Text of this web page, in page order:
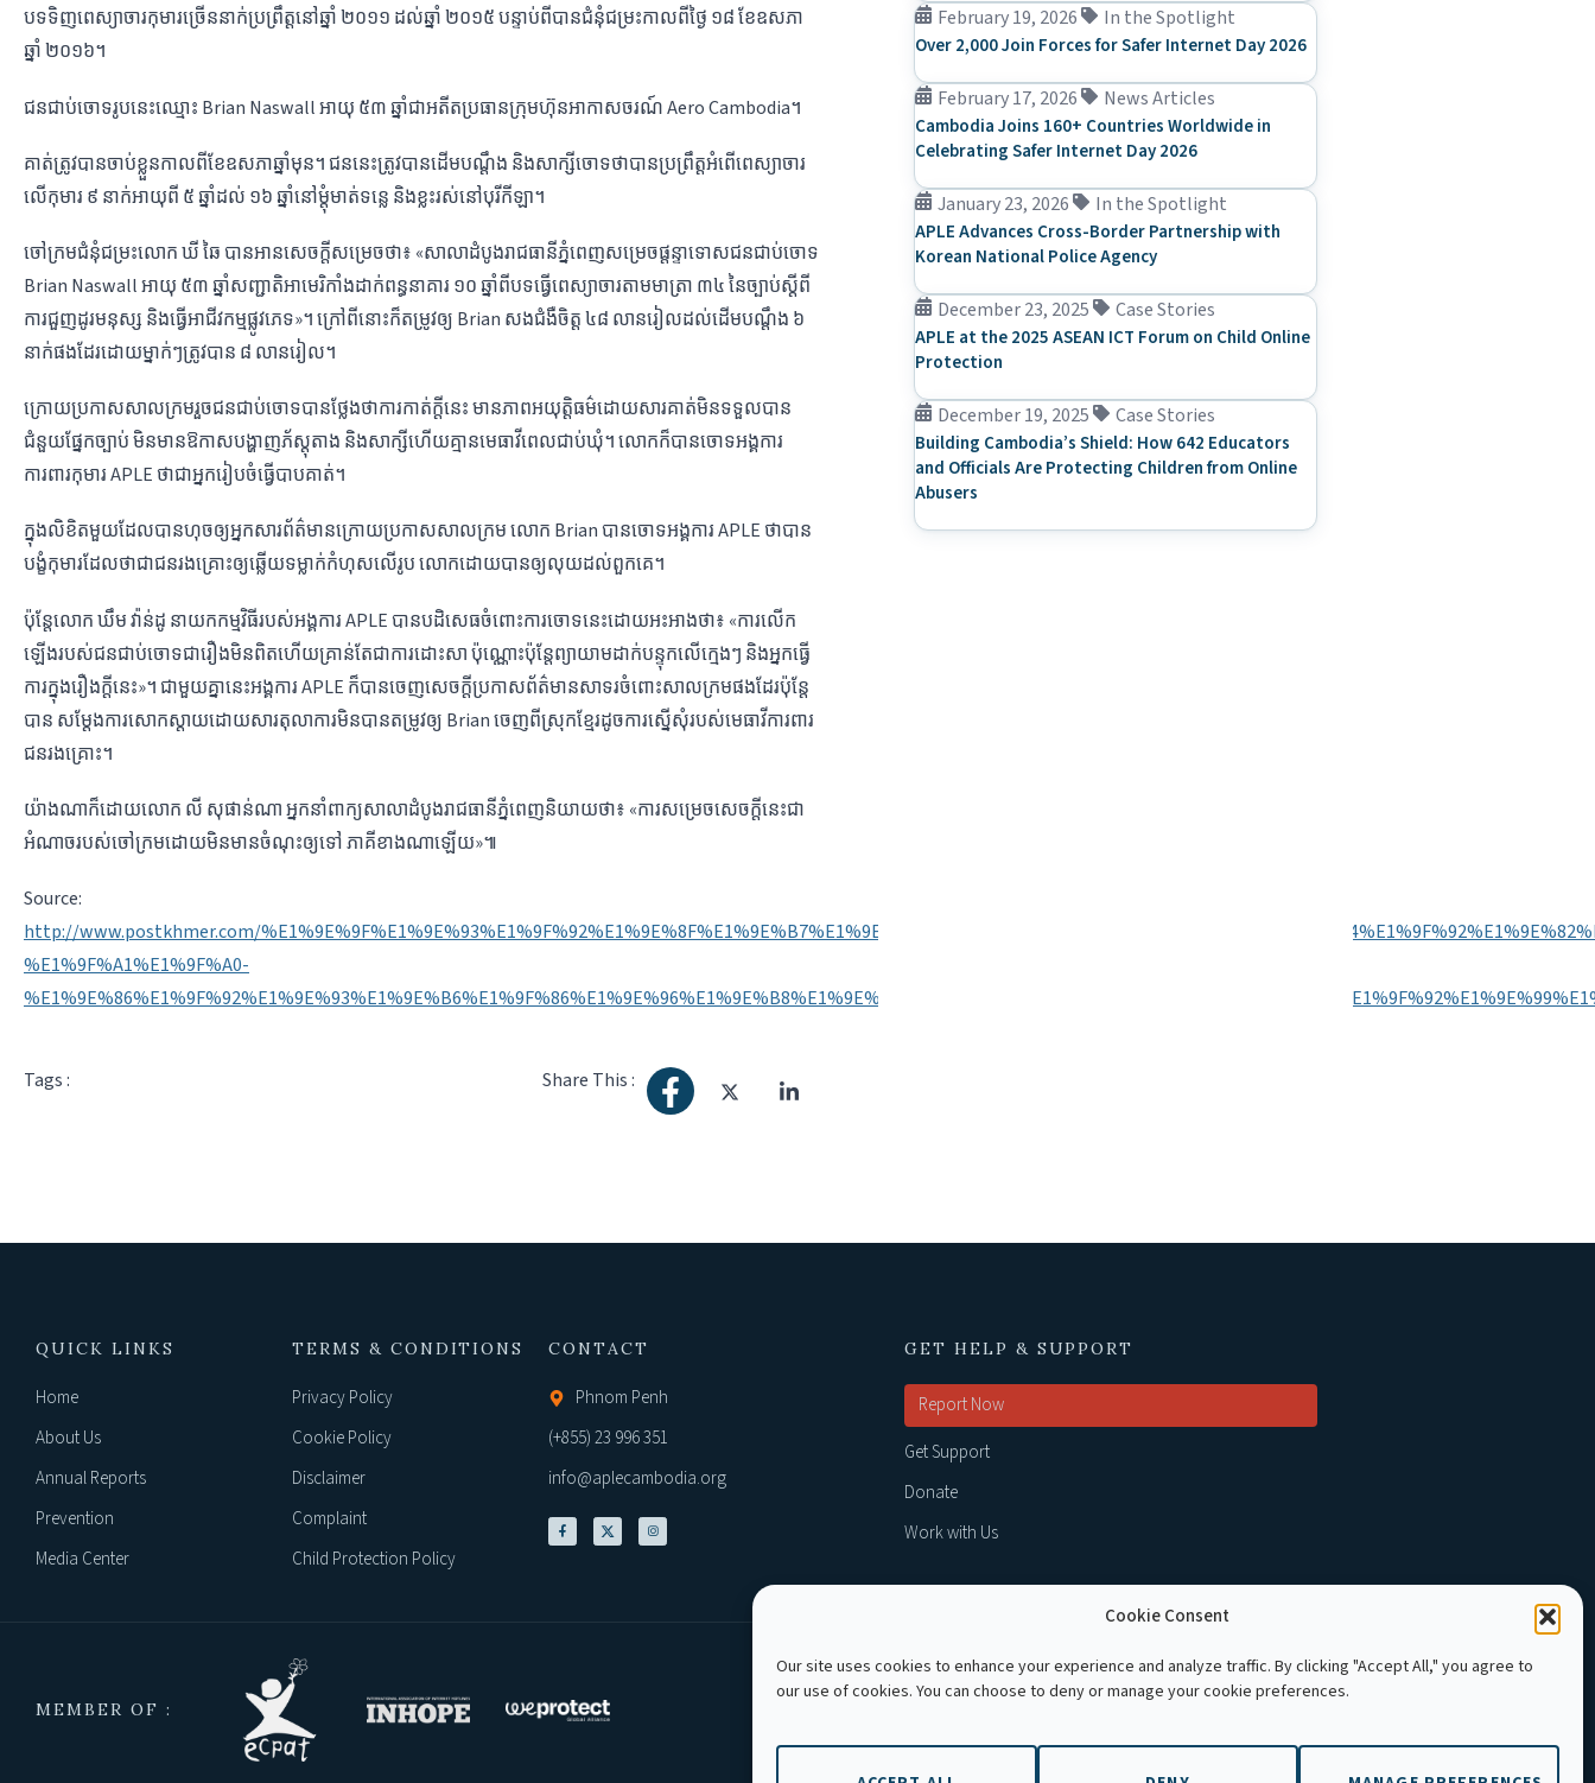
Cookie Consent
Our site uses cookies to enhance your experience and analyze traffic. By clicking "Accept All," you agree to
our use of cookies. You can choose to deny or manage your cookie preferences.
បទ​ទិញ​ពេស្យាចារ​កុមារ​ច្រើន​នាក់​ប្រព្រឹត្ត​នៅ​ឆ្នាំ​ ២០១១ ​ដល់​ឆ្នាំ​ ២០១៥ បន្ទាប់ពី​បាន​ជំនុំជម្រះ​កាលពី​ថ្ងៃ ​១៨ ខែ​ឧសភា​
ឆ្នាំ ២០១៦។
ជនជាប់ចោទ​រូប​នេះ​ឈ្មោះ Brian Naswall អាយុ​ ៥៣ ​ឆ្នាំ​ជា​អតីត​ប្រធាន​ក្រុមហ៊ុន​អាកាសចរណ៍ Aero Cambodia។
គាត់​ត្រូវ​បាន​ចាប់​ខ្លួន​កាលពី​ខែ​ឧសភា​ឆ្នាំ​មុន​។​ ជន​នេះ​ត្រូវ​បាន​​ដើម​បណ្តឹង​ និង​សាក្សី​ចោទ​ថា​បាន​​ប្រព្រឹត្ត​អំពើ​ពេស្យាចារ​
លើ​កុមារ​​​ ៩ ​នាក់​អាយុ​​ពី​ ៥ ​ឆ្នាំ​ដល់​​ ១៦ ​ឆ្នាំ​​នៅ​ម្តុំ​មាត់​ទន្លេ និង​ខ្លះ​រស់នៅ​បុរីកីឡា។
ចៅក្រម​ជំនុំ​ជម្រះ​លោក ឃី ឆៃ បាន​អាន​សេចក្តី​សម្រេច​ថា៖ «សាលា​ដំបូង​រាជធានី​ភ្នំពេញ​សម្រេច​ផ្តន្ទាទោស​ជនជាប់ចោទ
Brian Naswall អាយុ​ ៥៣ ​ឆ្នាំ​សញ្ជាតិ​អាមេរិកាំង​ដាក់​​ពន្ធនាគារ ១០ ​ឆ្នាំ​ពី​បទ​ធ្វើ​ពេស្យាចារ​តាម​មាត្រា​ ៣៤ នៃ​ច្បាប់​ស្តីពី​
ការ​ជួញដូរ​មនុស្ស​ និង​ធ្វើ​អាជីវកម្ម​ផ្លូវភេទ»។ ក្រៅពី​នោះ​ក៏​តម្រូវ​ឲ្យ​ Brian សង​ជំងឺ​ចិត្ត​ ៤៨ ​លាន​រៀល​ដល់​ដើម​បណ្តឹង​ ៦ ​
នាក់​ផង​ដែរ​ដោយ​ម្នាក់ៗ​ត្រូវ​បាន ៨ លាន​រៀល។
ក្រោយ​ប្រកាស​សាលក្រម​រួច​ជន​ជាប់​ចោទ​​បាន​ថ្លែង​ថា​ការ​កាត់​ក្តី​នេះ​ មាន​ភាព​អយុត្តិធម៌​ដោយសារ​គាត់​មិន​ទទួល​បាន​
ជំនួយ​ផ្នែក​ច្បាប់ មិន​មាន​ឱកាស​បង្ហាញ​ភ័ស្តុតាង​ និង​សាក្សី​ហើយ​គ្មាន​មេធាវី​ពេល​​ជាប់​ឃុំ​។ លោក​ក៏​បាន​ចោទ​អង្គការ​
ការពារ​កុមារ APLE ថា​ជា​អ្នក​រៀបចំ​ធ្វើ​បាប​គាត់។
ក្នុង​លិខិត​មួយ​ដែល​បាន​ហុច​ឲ្យ​អ្នក​សារព័ត៌មាន​ក្រោយ​ប្រកាស​សាលក្រម​ លោក ​Brian បាន​ចោទ​អង្គការ ​APLE ថា​បាន​
បង្ខំ​កុមារ​ដែល​ថា​ជា​ជនរងគ្រោះ​ឲ្យ​ឆ្លើយ​ទម្លាក់​កំហុស​លើ​រូប​ លោក​ដោយ​បាន​ឲ្យ​លុយ​ដល់​ពួកគេ។
ប៉ុន្តែ​លោក ឃឹម វ៉ាន់ដូ នាយក​កម្មវិធី​របស់​អង្គការ​ APLE បាន​បដិសេធ​ចំពោះ​ការ​ចោទ​នេះ​ដោយ​អះអាង​ថា៖ «ការ​លើក​
ឡើង​របស់​ជន​ជាប់ចោទ​ជា​រឿង​មិន​ពិត​ហើយ​គ្រាន់​តែ​ជា​ការ​ដោះសា​ ប៉ុណ្ណោះ​ប៉ុន្តែ​ព្យាយាម​ដាក់​បន្ទុក​លើ​ក្មេងៗ និង​អ្នក​ធ្វើ
ការ​ក្នុង​រឿង​ក្តី​នេះ»។ ជាមួយ​គ្នា​នេះ​អង្គការ​ APLE ​ក៏​បាន​ចេញ​សេចក្តី​ប្រកាស​ព័ត៌មាន​សាទរ​ចំពោះ​សាលក្រម​ផង​ដែរ​ប៉ុន្តែ​
បាន ​សម្តែង​ការ​សោកស្តាយ​ដោយសារ​តុលាការ​មិន​បាន​តម្រូវ​ឲ្យ​ Brian ចេញ​ពី​ស្រុក​ខ្មែរ​ដូច​ការ​ស្នើសុំ​របស់​មេធាវី​ការពារ​
ជនរងគ្រោះ។
យ៉ាង​ណា​ក៏ដោយ​លោក លី សុផាន់ណា អ្នក​នាំ​ពាក្យ​សាលា​ដំបូង​រាជធានី​ភ្នំពេញ​និយាយ​ថា៖ «ការ​សម្រេច​សេចក្តី​នេះ​ជា​
អំណាច​របស់​ចៅក្រម​ដោយ​មិន​មាន​ចំណុះ​ឲ្យ​ទៅ​ ភាគី​ខាង​ណា​ឡើយ​»៕
Source:
http://www.postkhmer.com/
%E1%9F%A1%E1%9F%A0-
Tags : Share This :
February 19, 2026 In the Spotlight
Over 2,000 Join Forces for Safer Internet Day 2026
February 17, 2026 News Articles
Cambodia Joins 160+ Countries Worldwide in
Celebrating Safer Internet Day 2026
January 23, 2026 In the Spotlight
APLE Advances Cross-Border Partnership with
Korean National Police Agency
December 23, 2025 Case Stories
APLE at the 2025 ASEAN ICT Forum on Child Online
Protection
December 19, 2025 Case Stories
Building Cambodia’s Shield: How 642 Educators
and Officials Are Protecting Children from Online
Abusers
QUICK LINKS
Home
About Us
Annual Reports
Prevention
Media Center
TERMS & CONDITIONS
Privacy Policy
Cookie Policy
Disclaimer
Complaint
Child Protection Policy
CONTACT
Phnom Penh
(+855) 23 996 351
info@aplecambodia.org
GET HELP & SUPPORT
Report Now
Get Support
Donate
Work with Us
MEMBER OF : Copyright © 2026 APLE Cambodia. All rights reserved.